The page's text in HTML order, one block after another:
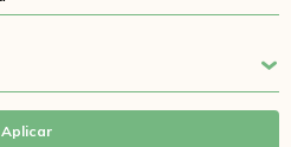
Aplicar